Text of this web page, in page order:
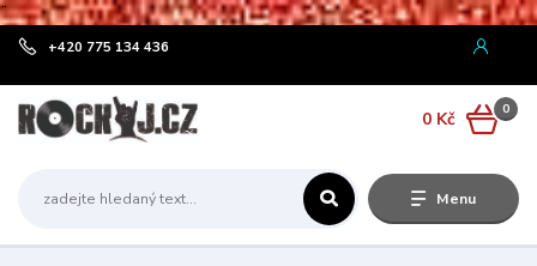
¨
Menu
+420 775 134 436
0
0 Kč